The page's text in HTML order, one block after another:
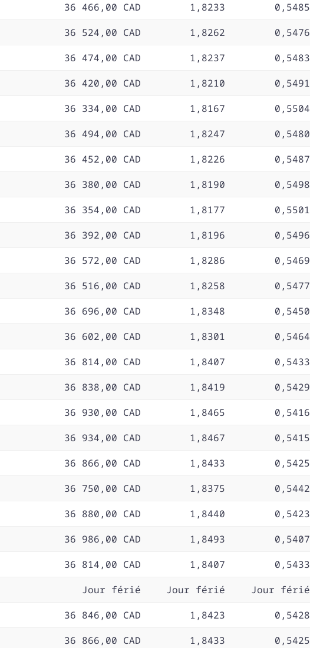
36 466,00 CAD 1,8233
0,5485
36 524,00 CAD 1,8262
0,5476
36 474,00 CAD 1,8237
0,5483
36 420,00 CAD 1,8210
0,5491
36 334,00 CAD 1,8167
0,5504
36 494,00 CAD 1,8247
0,5480
36 452,00 CAD 1,8226
0,5487
36 380,00 CAD 1,8190
0,5498
36 354,00 CAD 1,8177
0,5501
36 392,00 CAD 1,8196
0,5496
36 572,00 CAD 1,8286
0,5469
36 516,00 CAD 1,8258
0,5477
36 696,00 CAD 1,8348
0,5450
36 602,00 CAD 1,8301
0,5464
36 814,00 CAD 1,8407
0,5433
36 838,00 CAD 1,8419
0,5429
36 930,00 CAD 1,8465
0,5416
36 934,00 CAD 1,8467
0,5415
36 866,00 CAD 1,8433
0,5425
36 750,00 CAD 1,8375
0,5442
36 880,00 CAD 1,8440
0,5423
36 986,00 CAD 1,8493
0,5407
36 814,00 CAD 1,8407
0,5433
Jour férié Jour férié
Jour férié
36 846,00 CAD 1,8423
0,5428
36 866,00 CAD 1,8433
0,5425